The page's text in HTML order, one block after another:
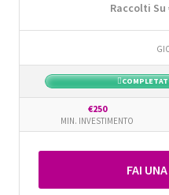
Raccolti Su
€250
MIN. INVESTIMENTO
FAI